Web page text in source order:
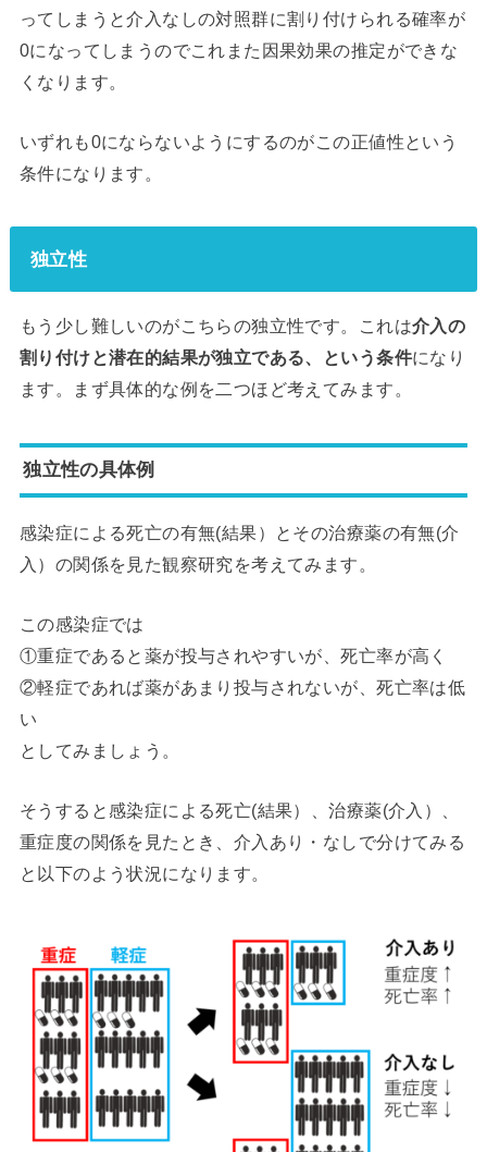
ってしまうと介入なしの対照群に割り付けられる確率が
0になってしまうのでこれまた因果効果の推定ができな
くなります。
いずれも0にならないようにするのがこの正値性という
条件になります。
独立性
もう少し難しいのがこちらの独立性です。これは介入の
割り付けと潜在的結果が独立である、という条件になり
ます。まず具体的な例を二つほど考えてみます。
独立性の具体例
感染症による死亡の有無(結果）とその治療薬の有無(介
入）の関係を見た観察研究を考えてみます。
この感染症では
①重症であると薬が投与されやすいが、死亡率が高く
②軽症であれば薬があまり投与されないが、死亡率は低
い
としてみましょう。
そうすると感染症による死亡(結果）、治療薬(介入）、
重症度の関係を見たとき、介入あり・なしで分けてみる
と以下のよう状況になります。